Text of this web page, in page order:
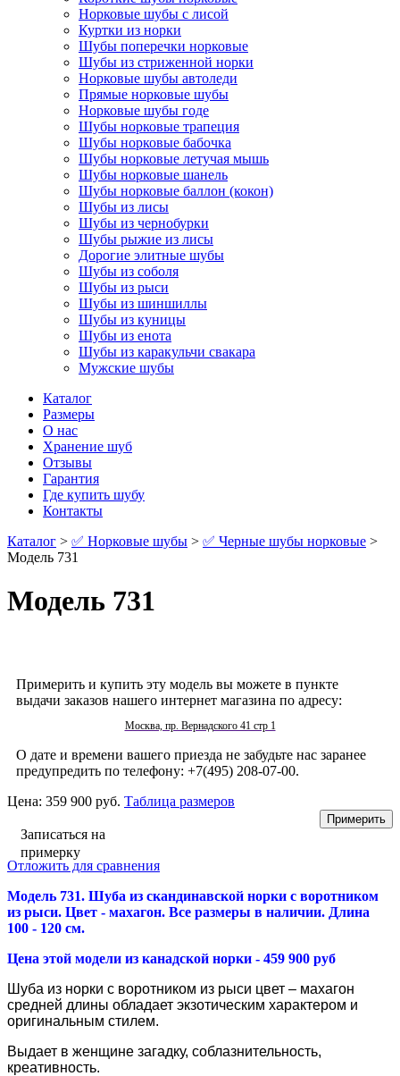
Норковые шубы с лисой
Куртки из норки
Шубы поперечки норковые
Шубы из стриженной норки
Норковые шубы автоледи
Прямые норковые шубы
Норковые шубы годе
Шубы норковые трапеция
Шубы норковые бабочка
Шубы норковые летучая мышь
Шубы норковые шанель
Шубы норковые баллон (кокон)
Шубы из лисы
Шубы из чернобурки
Шубы рыжие из лисы
Дорогие элитные шубы
Шубы из соболя
Шубы из рыси
Шубы из шиншиллы
Шубы из куницы
Шубы из енота
Шубы из каракульчи свакара
Мужские шубы
Каталог
Размеры
О нас
Хранение шуб
Отзывы
Гарантия
Где купить шубу
Контакты
Каталог > ✅ Норковые шубы > ✅ Черные шубы норковые >
Модель 731
Модель 731
Примерить и купить эту модель вы можете в пункте
выдачи заказов нашего интернет магазина по адресу:
Москва, пр. Вернадского 41 стр 1
О дате и времени вашего приезда не забудьте нас заранее
предупредить по телефону: +7(495) 208-07-00.
Цена: 359 900 руб. Таблица размеров
Записаться на
примерку
Отложить для сравнения
Модель 731. Шуба из скандинавской норки с воротником
из рыси. Цвет - махагон. Все размеры в наличии. Длина
100 - 120 см.
Цена этой модели из канадской норки - 459 900 руб
Шуба из норки с воротником из рыси цвет – махагон
средней длины обладает экзотическим характером и
оригинальным стилем.
Выдает в женщине загадку, соблазнительность,
креативность.